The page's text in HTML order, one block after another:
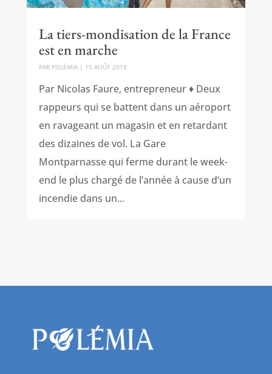
La tiers-mondisation de la France
est en marche
PAR POLÉMIA| 15 AOÛT 2018
Par Nicolas Faure, entrepreneur ♦ Deux
rappeurs qui se battent dans un aéroport
en ravageant un magasin et en retardant
des dizaines de vol. La Gare
Montparnasse qui ferme durant le week-
end le plus chargé de l’année à cause d’un
incendie dans un...